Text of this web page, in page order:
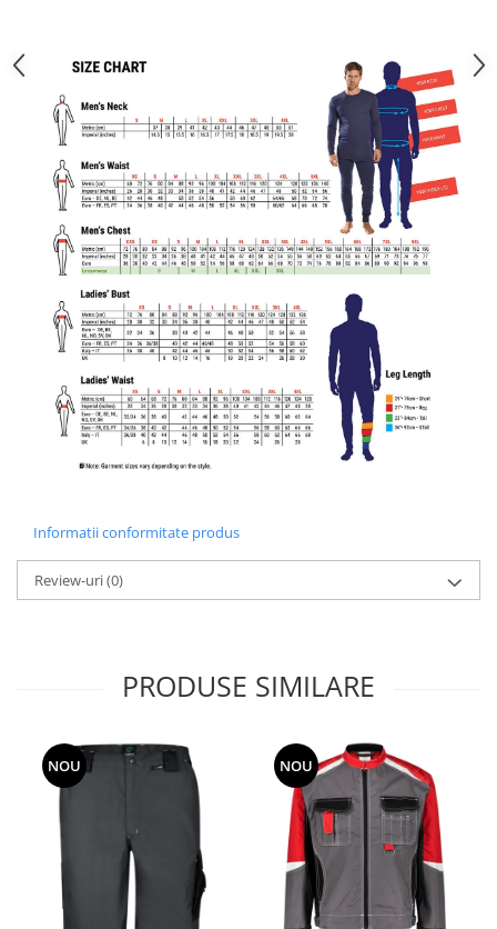
Informatii conformitate produs
Review-uri(0)
PRODUSE SIMILARE
NOU NOU